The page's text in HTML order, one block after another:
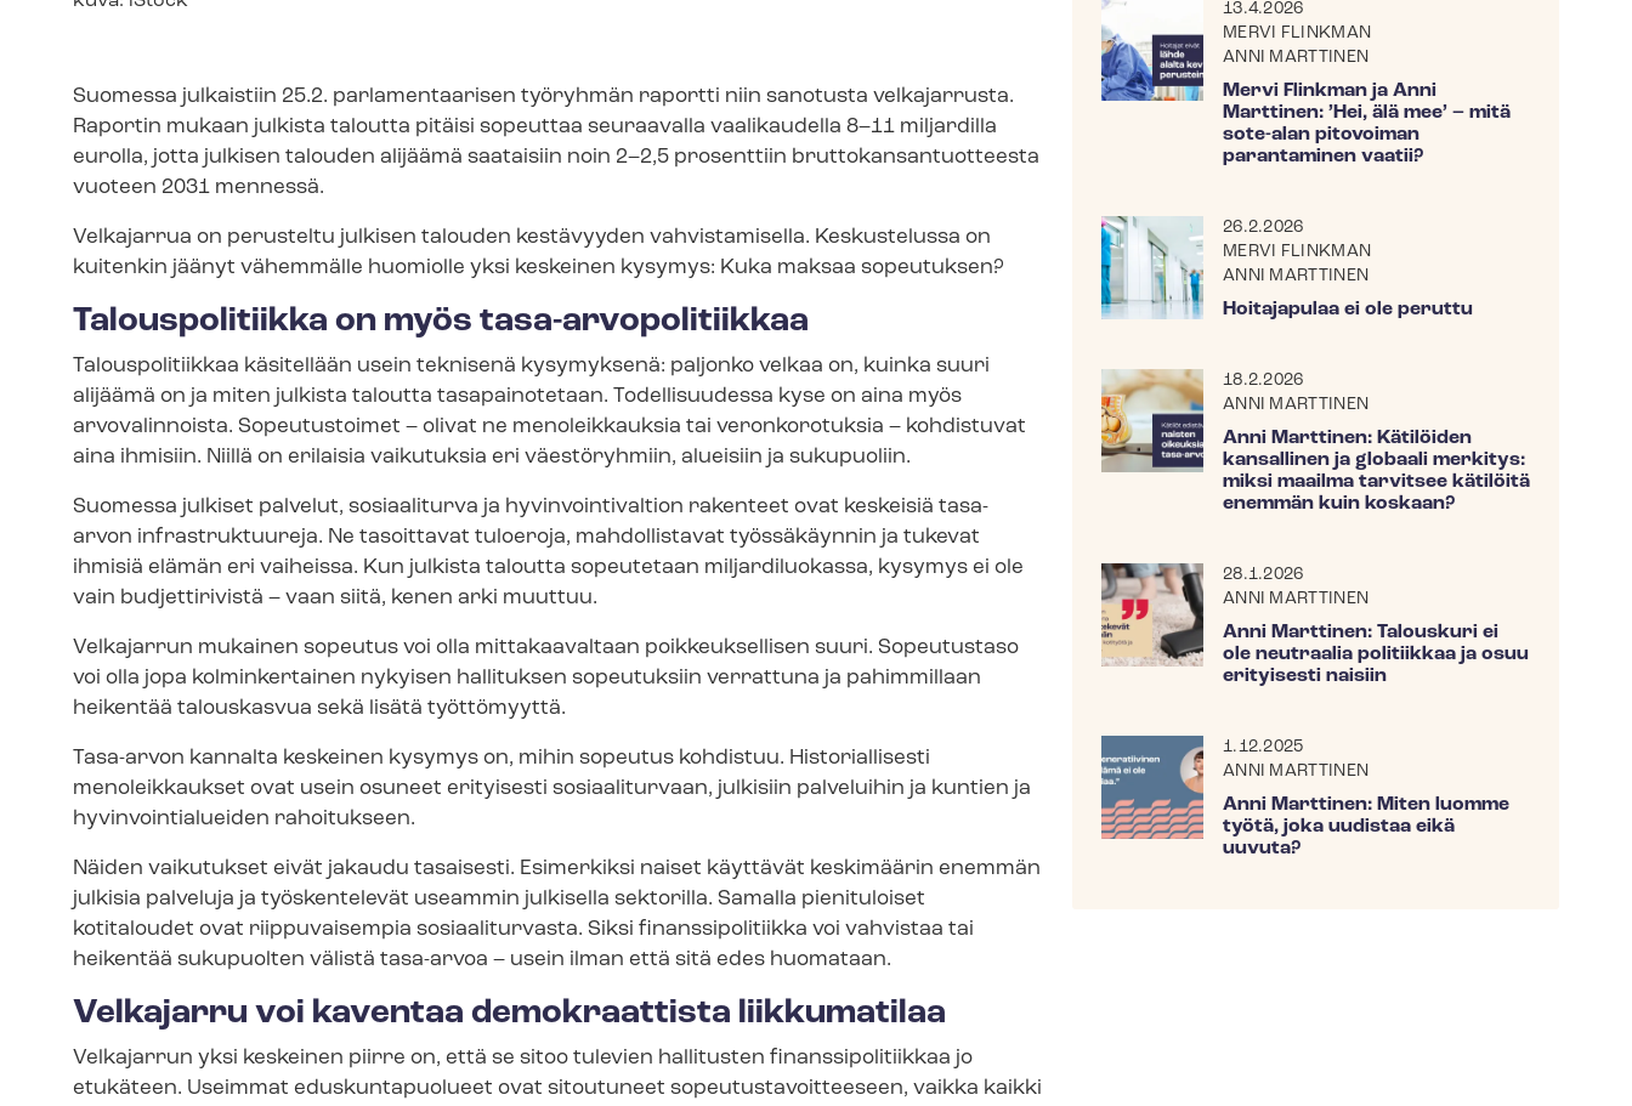
Suomessa julkaistiin 25.2. parlamentaarisen työryhmän raportti niin sanotusta velkajarrusta.
Raportin mukaan julkista taloutta pitäisi sopeuttaa seuraavalla vaalikaudella 8–11 miljardilla
eurolla, jotta julkisen talouden alijäämä saataisiin noin 2–2,5 prosenttiin brut­to­kan­san­tuot­tees­ta
vuoteen 2031 mennessä.
Velkajarrua on perusteltu julkisen talouden kestävyyden vahvistamisella. Keskustelussa on
kuitenkin jäänyt vähemmälle huomiolle yksi keskeinen kysymys: Kuka maksaa sopeutuksen?
Talouspolitiikka on myös tasa-​arvopolitiikkaa
Talouspolitiikkaa käsitellään usein teknisenä kysymyksenä: paljonko velkaa on, kuinka suuri
alijäämä on ja miten julkista taloutta tasapainotetaan. Todellisuudessa kyse on aina myös
arvovalinnoista. Sopeutustoimet – olivat ne menoleikkauksia tai veronkorotuksia – kohdistuvat
aina ihmisiin. Niillä on erilaisia vaikutuksia eri väestöryhmiin, alueisiin ja sukupuoliin.
Suomessa julkiset palvelut, sosiaaliturva ja hy­vin­voin­ti­val­tion rakenteet ovat keskeisiä tasa-
arvon infrastruktuureja. Ne tasoittavat tuloeroja, mahdollistavat työssäkäynnin ja tukevat
ihmisiä elämän eri vaiheissa. Kun julkista taloutta sopeutetaan miljardiluokassa, kysymys ei ole
vain budjettirivistä – vaan siitä, kenen arki muuttuu.
Velkajarrun mukainen sopeutus voi olla mittakaavaltaan poikkeuksellisen suuri. Sopeutustaso
voi olla jopa kolminkertainen nykyisen hallituksen sopeutuksiin verrattuna ja pahimmillaan
heikentää talouskasvua sekä lisätä työttömyyttä.
Tasa-arvon kannalta keskeinen kysymys on, mihin sopeutus kohdistuu. Historiallisesti
menoleikkaukset ovat usein osuneet erityisesti sosiaaliturvaan, julkisiin palveluihin ja kuntien ja
hy­vin­voin­tia­luei­den rahoitukseen.
Näiden vaikutukset eivät jakaudu tasaisesti. Esimerkiksi naiset käyttävät keskimäärin enemmän
julkisia palveluja ja työskentelevät useammin julkisella sektorilla. Samalla pienituloiset
kotitaloudet ovat riippuvaisempia sosiaaliturvasta. Siksi fi­nans­si­po­li­tiik­ka voi vahvistaa tai
heikentää sukupuolten välistä tasa-arvoa – usein ilman että sitä edes huomataan.
Velkajarru voi kaventaa demokraattista liikkumatilaa
Velkajarrun yksi keskeinen piirre on, että se sitoo tulevien hallitusten fi­nans­si­po­li­tiik­kaa jo
etukäteen. Useimmat eduskuntapuolueet ovat sitoutuneet so­peu­tus­ta­voit­tee­seen, vaikka kaikki
13.4.2026
MERVI FLINKMAN
ANNI MARTTINEN
Mervi Flinkman ja Anni
Marttinen: ’Hei, älä mee’ – mitä
sote-alan pitovoiman
parantaminen vaatii?
26.2.2026
MERVI FLINKMAN
ANNI MARTTINEN
Hoitajapulaa ei ole peruttu
18.2.2026
ANNI MARTTINEN
Anni Marttinen: Kätilöiden
kansallinen ja globaali merkitys:
miksi maailma tarvitsee kätilöitä
enemmän kuin koskaan?
28.1.2026
ANNI MARTTINEN
Anni Marttinen: Talouskuri ei
ole neutraalia politiikkaa ja osuu
erityisesti naisiin
1.12.2025
ANNI MARTTINEN
Anni Marttinen: Miten luomme
työtä, joka uudistaa eikä
uuvuta?